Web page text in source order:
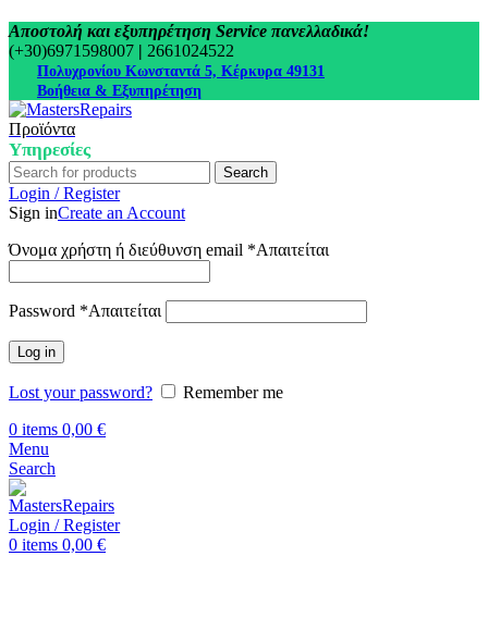
Αποστολή και εξυπηρέτηση Service πανελλαδικά!
(+30)6971598007 | 2661024522
Πολυχρονίου Κωνσταντά 5, Κέρκυρα 49131
Βοήθεια & Εξυπηρέτηση
Προϊόντα
Υπηρεσίες
Search
Login / Register
Sign inCreate an Account
Όνομα χρήστη ή διεύθυνση email *Απαιτείται
Password *Απαιτείται
Log in
Lost your password?
Remember me
0 items 0,00 €
Menu
Search
Login / Register
0 items 0,00 €